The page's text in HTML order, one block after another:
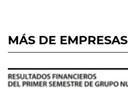
MÁS DE EMPRESAS